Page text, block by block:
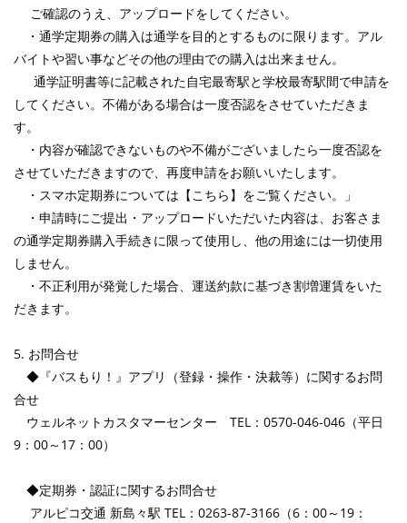
ご確認のうえ、アップロードをしてください。
・通学定期券の購入は通学を目的とするものに限ります。アル
バイトや習い事などその他の理由での購入は出来ません。
通学証明書等に記載された自宅最寄駅と学校最寄駅間で申請を
してください。 不備がある場合は一度否認をさせていただきま
す。
・内容が確認できないものや不備がございましたら一度否認を
させていただきますので、再度申請をお願いいたします。
・スマホ定期券については【こちら 】をご覧ください。」
・申請時にご提出・アップロードいただいた内容は、お客さま
の通学定期券購入手続きに限って使用し、他の用途には一切使用
しません。
・不正利用が発覚した場合、運送約款に基づき割増運賃をいた
だきます。
5. お問合せ
◆『バスもり！』アプリ（登録・操作・決裁等）に関するお問
合せ
ウェルネットカスタマーセンター TEL：0570-046-046（平日
9：00～17：00）
◆定期券・認証に関するお問合せ
アルピコ交通 新島々駅 TEL：0263-87-3166（6：00～19：